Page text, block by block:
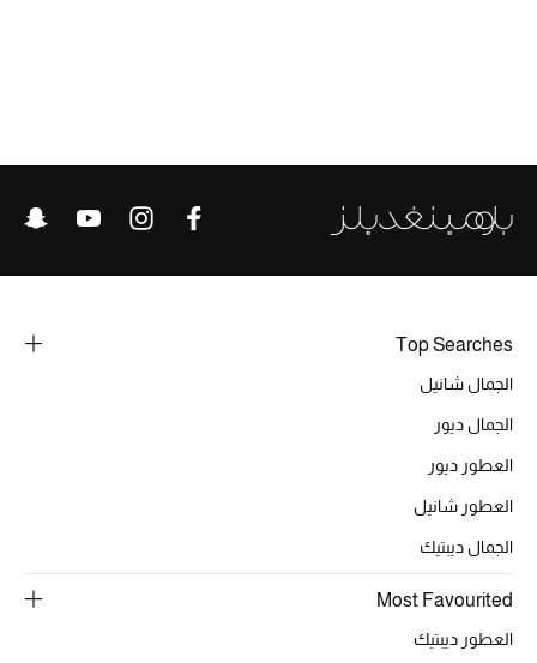
خصومات
الجديد في عالم الجمال
الأكثر مبيعاً
Top Searches
الجمال شانيل
الجمال ديور
العطور ديور
العطور شانيل
الجمال ديبتيك
Most Favourited
العطور ديبتيك